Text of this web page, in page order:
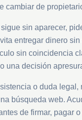
cambiar de
sin aparecer,
entregar dinero
sin coincidencia
una decisión
o duda legal,
búsqueda web.
de firmar, pagar